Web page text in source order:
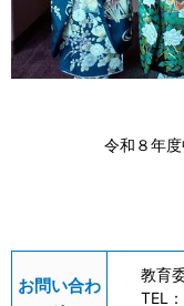
令和８年度中野市
お問い合わ
教育
TEL：